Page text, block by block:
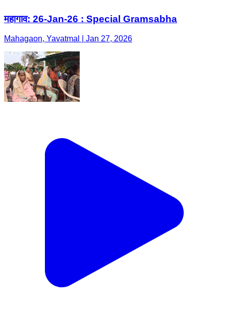
महागाव: 26-Jan-26 : Special Gramsabha
Mahagaon, Yavatmal | Jan 27, 2026